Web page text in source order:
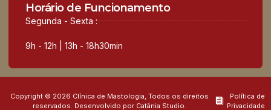
Horário de Funcionamento
Segunda - Sexta :
9h - 12h | 13h - 18h30min
Copyright © 2026 Clínica de Mastologia, Todos os direitos
reservados. Desenvolvido por Catânia Studio.
Política de
Privacidade